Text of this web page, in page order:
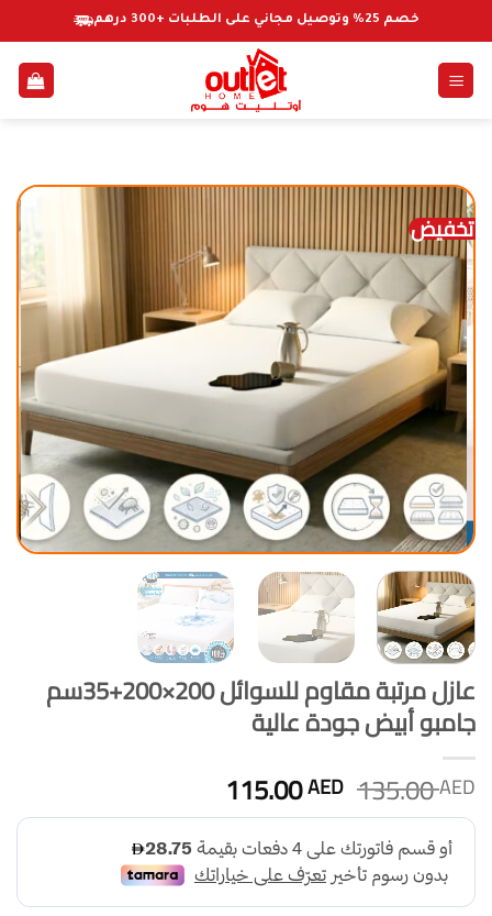
للمحتوى
خصم 25% وتوصيل مجاني على الطلبات +300 درهم
تخفيض
عازل مرتبة مقاوم للسوائل 200×200+35سم
جامبو أبيض جودة عالية
135.00AED السعر
الأصلي
هو:
135.00 AED.
115.00AED
الحالي
هو:
115.00 AED.